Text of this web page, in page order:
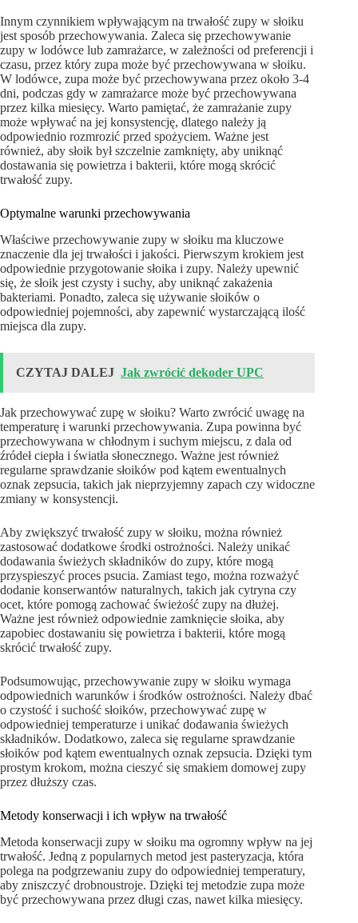
Innym czynnikiem wpływającym na trwałość zupy w słoiku
jest sposób przechowywania. Zaleca się przechowywanie
zupy w lodówce lub zamrażarce, w zależności od preferencji i
czasu, przez który zupa może być przechowywana w słoiku.
W lodówce, zupa może być przechowywana przez około 3-4
dni, podczas gdy w zamrażarce może być przechowywana
przez kilka miesięcy. Warto pamiętać, że zamrażanie zupy
może wpływać na jej konsystencję, dlatego należy ją
odpowiednio rozmrozić przed spożyciem. Ważne jest
również, aby słoik był szczelnie zamknięty, aby uniknąć
dostawania się powietrza i bakterii, które mogą skrócić
trwałość zupy.
Optymalne warunki przechowywania
Właściwe przechowywanie zupy w słoiku ma kluczowe
znaczenie dla jej trwałości i jakości. Pierwszym krokiem jest
odpowiednie przygotowanie słoika i zupy. Należy upewnić
się, że słoik jest czysty i suchy, aby uniknąć zakażenia
bakteriami. Ponadto, zaleca się używanie słoików o
odpowiedniej pojemności, aby zapewnić wystarczającą ilość
miejsca dla zupy.
CZYTAJ DALEJ Jak zwrócić dekoder UPC
Jak przechowywać zupę w słoiku? Warto zwrócić uwagę na
temperaturę i warunki przechowywania. Zupa powinna być
przechowywana w chłodnym i suchym miejscu, z dala od
źródeł ciepła i światła słonecznego. Ważne jest również
regularne sprawdzanie słoików pod kątem ewentualnych
oznak zepsucia, takich jak nieprzyjemny zapach czy widoczne
zmiany w konsystencji.
Aby zwiększyć trwałość zupy w słoiku, można również
zastosować dodatkowe środki ostrożności. Należy unikać
dodawania świeżych składników do zupy, które mogą
przyspieszyć proces psucia. Zamiast tego, można rozważyć
dodanie konserwantów naturalnych, takich jak cytryna czy
ocet, które pomogą zachować świeżość zupy na dłużej.
Ważne jest również odpowiednie zamknięcie słoika, aby
zapobiec dostawaniu się powietrza i bakterii, które mogą
skrócić trwałość zupy.
Podsumowując, przechowywanie zupy w słoiku wymaga
odpowiednich warunków i środków ostrożności. Należy dbać
o czystość i suchość słoików, przechowywać zupę w
odpowiedniej temperaturze i unikać dodawania świeżych
składników. Dodatkowo, zaleca się regularne sprawdzanie
słoików pod kątem ewentualnych oznak zepsucia. Dzięki tym
prostym krokom, można cieszyć się smakiem domowej zupy
przez dłuższy czas.
Metody konserwacji i ich wpływ na trwałość
Metoda konserwacji zupy w słoiku ma ogromny wpływ na jej
trwałość. Jedną z popularnych metod jest pasteryzacja, która
polega na podgrzewaniu zupy do odpowiedniej temperatury,
aby zniszczyć drobnoustroje. Dzięki tej metodzie zupa może
być przechowywana przez długi czas, nawet kilka miesięcy.